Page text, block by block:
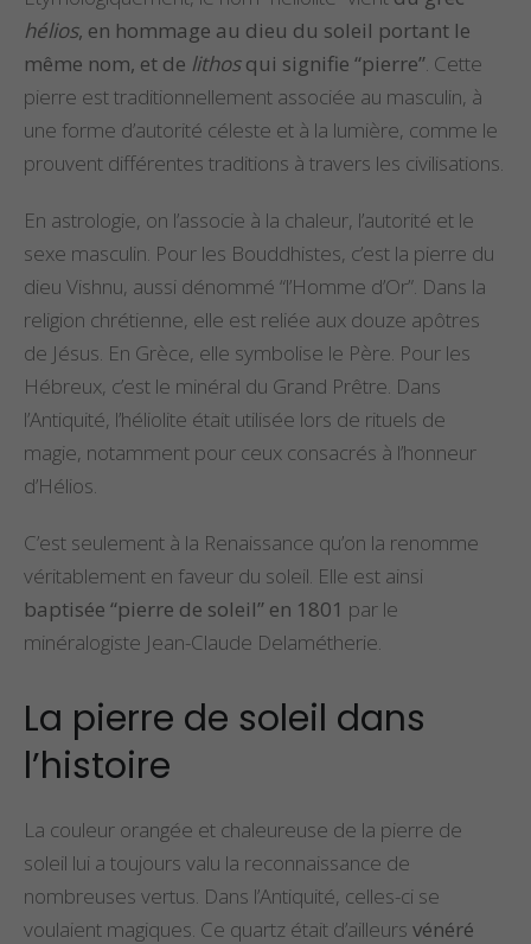
hélios, en hommage au dieu du soleil portant le
même nom, et de lithosqui signifie “pierre”. Cette
pierre est traditionnellement associée au masculin, à
une forme d’autorité céleste et à la lumière, comme le
prouvent différentes traditions à travers les civilisations.
En astrologie, on l’associe à la chaleur, l’autorité et le
sexe masculin. Pour les Bouddhistes, c’est la pierre du
dieu Vishnu, aussi dénommé “l’Homme d’Or”. Dans la
religion chrétienne, elle est reliée aux douze apôtres
de Jésus. En Grèce, elle symbolise le Père. Pour les
Hébreux, c’est le minéral du Grand Prêtre. Dans
l’Antiquité, l’héliolite était utilisée lors de rituels de
magie, notamment pour ceux consacrés à l’honneur
d’Hélios.
C’est seulement à la Renaissance qu’on la renomme
véritablement en faveur du soleil. Elle est ainsi
baptisée “pierre de soleil” en 1801 par le
minéralogiste Jean-Claude Delamétherie.
La pierre de soleil dans
l’histoire
La couleur orangée et chaleureuse de la pierre de
soleil lui a toujours valu la reconnaissance de
nombreuses vertus. Dans l’Antiquité, celles-ci se
voulaient magiques. Ce quartz était d’ailleurs vénéré